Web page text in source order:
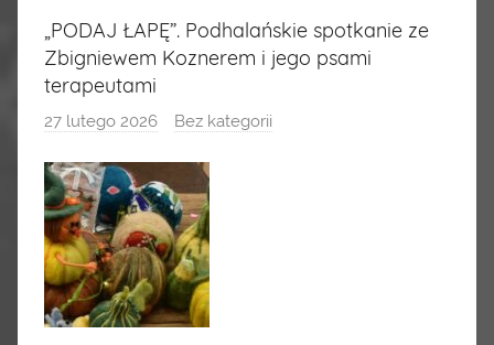
„PODAJ ŁAPĘ”. Podhalańskie spotkanie ze
Zbigniewem Koznerem i jego psami
terapeutami
27 lutego 2026 Bez kategorii